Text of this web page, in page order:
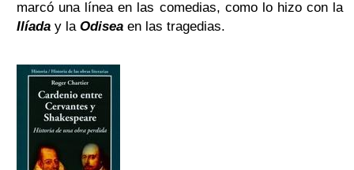
marcó una línea en las comedias, como lo hizo con la
Ilíada y la Odisea en las tragedias.